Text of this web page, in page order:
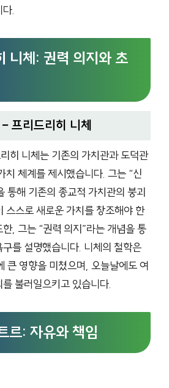
.
니체: 권력 의지와 초
프리드리히 니체
히 니체는 기존의 가치관과 도덕관
치 체계를 제시했습니다. 그는 “신
통해 기존의 종교적 가치관의 붕괴
스스로 새로운 가치를 창조해야 한
, 그는 “권력 의지”라는 개념을 통
를 설명했습니다. 니체의 철학은
큰 영향을 미쳤으며, 오늘날에도 여
불러일으키고 있습니다.
르: 자유와 책임